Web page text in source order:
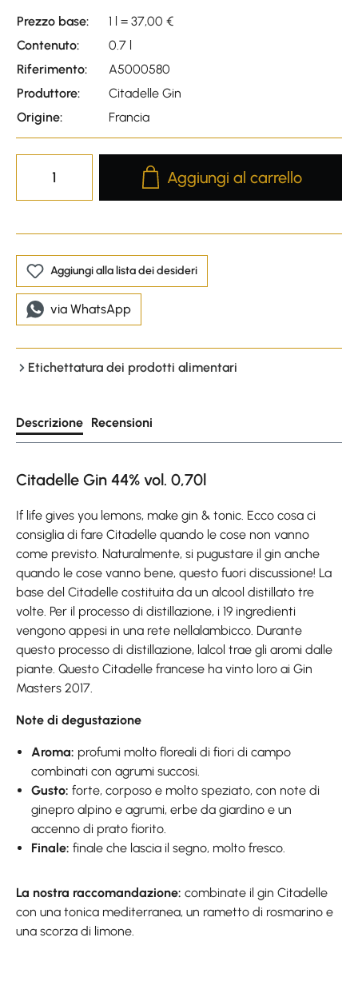
Prezzo base:
1 l = 37,00 €
Contenuto:
0.7 l
Riferimento:
A5000580
Produttore:
Citadelle Gin
Origine:
Francia
Product Quantity: Enter the
Aggiungi al carrello
Aggiungi alla lista dei desideri
via WhatsApp
Etichettatura dei prodotti alimentari
Descrizione Recensioni
Citadelle Gin 44% vol. 0,70l
If life gives you lemons, make gin & tonic. Ecco cosa ci
consiglia di fare Citadelle quando le cose non vanno
come previsto. Naturalmente, si pugustare il gin anche
quando le cose vanno bene, questo fuori discussione! La
base del Citadelle costituita da un alcool distillato tre
volte. Per il processo di distillazione, i 19 ingredienti
vengono appesi in una rete nellalambicco. Durante
questo processo di distillazione, lalcol trae gli aromi dalle
piante. Questo Citadelle francese ha vinto loro ai Gin
Masters 2017.
Note di degustazione
Aroma: profumi molto floreali di fiori di campo
combinati con agrumi succosi.
Gusto: forte, corposo e molto speziato, con note di
ginepro alpino e agrumi, erbe da giardino e un
accenno di prato fiorito.
Finale:finale che lascia il segno, molto fresco.
La nostra raccomandazione: combinate il gin Citadelle
con una tonica mediterranea, un rametto di rosmarino e
una scorza di limone.